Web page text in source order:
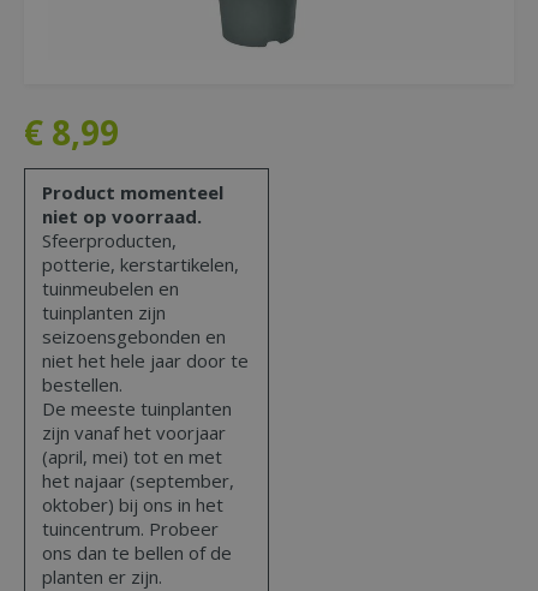
€ 8,99
Product momenteel
niet op voorraad.
Sfeerproducten,
potterie, kerstartikelen,
tuinmeubelen en
tuinplanten zijn
seizoensgebonden en
niet het hele jaar door te
bestellen.
De meeste tuinplanten
zijn vanaf het voorjaar
(april, mei) tot en met
het najaar (september,
oktober) bij ons in het
tuincentrum. Probeer
ons dan te bellen of de
planten er zijn.